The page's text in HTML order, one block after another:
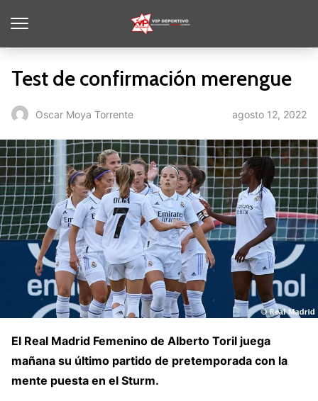
Test de confirmación merengue
Oscar Moya Torrente agosto 12, 2022
El Real Madrid Femenino de Alberto Toril juega
mañana su último partido de pretemporada con la
mente puesta en el Sturm.